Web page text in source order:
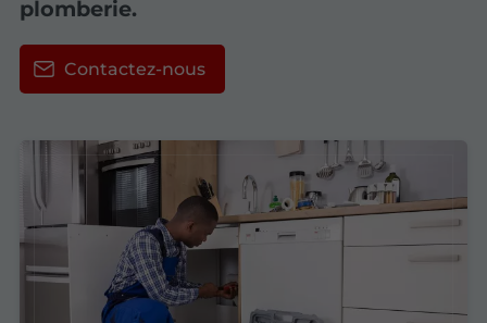
plomberie.
Contactez-nous